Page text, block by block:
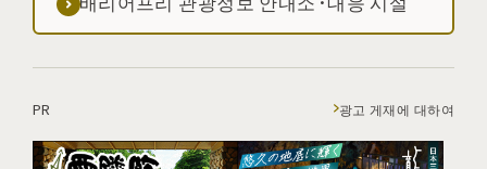
PR 광고 게재에 대하여